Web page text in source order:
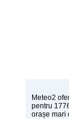
Meteo2
pentru
orașe mari